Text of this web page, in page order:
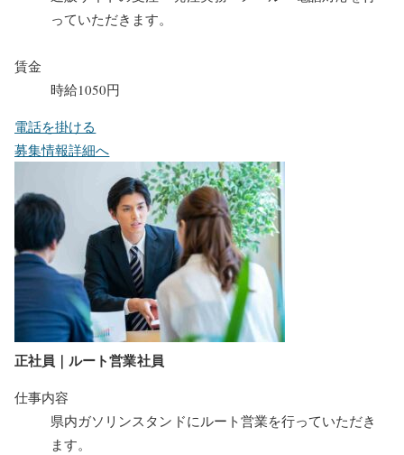
っていただきます。
賃金
時給1050円
電話を掛ける
募集情報詳細へ
正社員｜ルート営業社員
仕事内容
県内ガソリンスタンドにルート営業を行っていただき
ます。